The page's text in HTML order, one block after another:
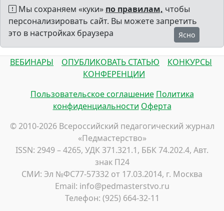
Мы сохраняем «куки» по правилам, чтобы
персонализировать сайт. Вы можете запретить
это в настройках браузера
Ясно
ВЕБИНАРЫ ОПУБЛИКОВАТЬ СТАТЬЮ
КОНКУРСЫ
КОНФЕРЕНЦИИ
Пользовательское соглашение Политика
конфиденциальности Оферта
© 2010-2026 Всероссийский педагогический журнал
«Педмастерство»
ISSN: 2949 – 4265, УДК 371.321.1, ББК 74.202.4, Авт.
знак П24
СМИ: Эл №ФС77-57332 от 17.03.2014, г. Москва
Email: info@pedmasterstvo.ru
Телефон: (925) 664-32-11